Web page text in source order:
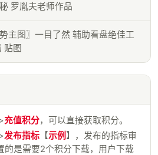
罗胤夫老师作品
主图〗一目了然 辅助看盘绝佳工
贴图
充值积分，可以直接获取积分。
发布指标 【示例 】，发布的指标审
的是需要2个积分下载，用户下载